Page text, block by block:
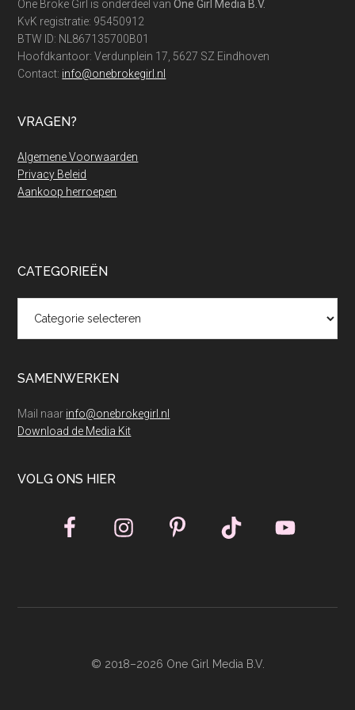
One Broke Girl is onderdeel vanOne Girl Media B.V.
KvK registratie: 95450912
BTW ID: NL867135700B01
Hoofdkantoor: Verdunplein 17, 5627 SZ Eindhoven
Contact: info@onebrokegirl.nl
VRAGEN?
Algemene Voorwaarden
Privacy Beleid
Aankoop herroepen
CATEGORIEËN
SAMENWERKEN
Mail naar info@onebrokegirl.nl
Download de Media Kit
VOLG ONS HIER
© 2018–2026 One Girl Media B.V.